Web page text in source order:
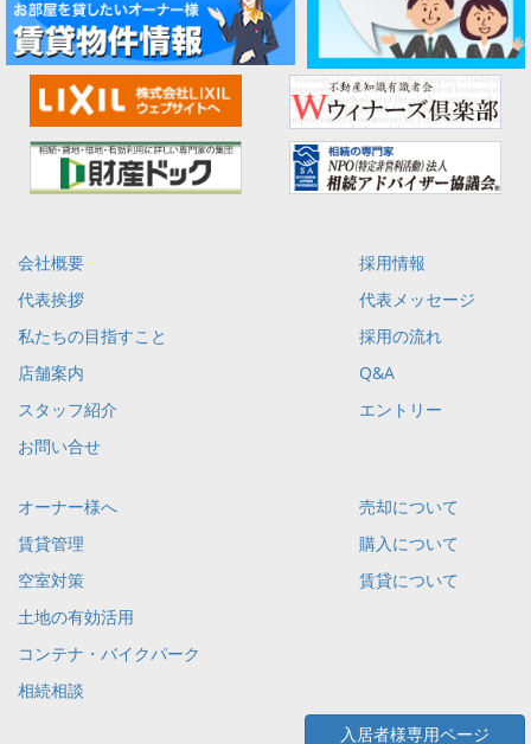
会社概要
代表挨拶
私たちの目指すこと
店舗案内
スタッフ紹介
お問い合せ
採用情報
代表メッセージ
採用の流れ
Q&A
エントリー
オーナー様へ
賃貸管理
空室対策
土地の有効活用
コンテナ・バイクパーク
相続相談
売却について
購入について
賃貸について
入居者様専用ページ